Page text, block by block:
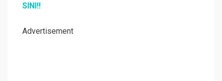
SINI!!
Advertisement